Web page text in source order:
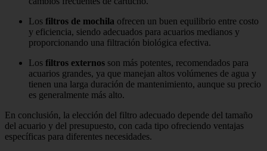
Los filtros de mochila ofrecen un buen equilibrio entre costo
y eficiencia, siendo adecuados para acuarios medianos y
proporcionando una filtración biológica efectiva.
Los filtros externos son más potentes, recomendados para
acuarios grandes, ya que manejan altos volúmenes de agua y
tienen una larga duración de mantenimiento, aunque su precio
es generalmente más alto.
En conclusión, la elección del filtro adecuado depende del tamaño
del acuario y del presupuesto, con cada tipo ofreciendo ventajas
específicas para diferentes necesidades.